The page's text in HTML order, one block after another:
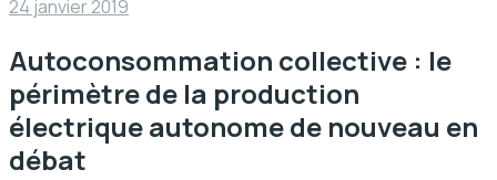
24 janvier 2019
Autoconsommation collective : le
périmètre de la production
électrique autonome de nouveau en
débat